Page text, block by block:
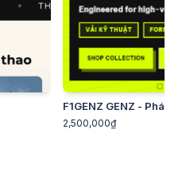
F1GENZ GENZ - Phá
2,500,000₫